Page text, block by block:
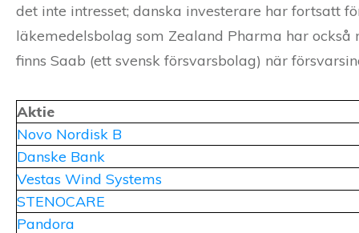
det inte intresset; danska investerare har fortsatt
läkemedelsbolag som Zealand Pharma har
finns Saab (ett svensk försvarsbolag) när
Aktie
Novo Nordisk B
Danske Bank
Vestas Wind Systems
STENOCARE
Pandora